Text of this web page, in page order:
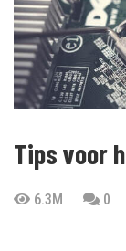
Tips voor
6.3M 0